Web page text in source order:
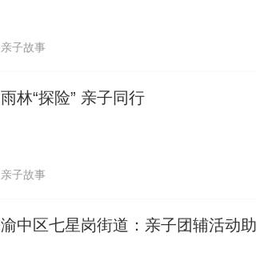
亲子故事
雨林“探险” 亲子同行
亲子故事
渝中区七星岗街道：亲子团辅活动